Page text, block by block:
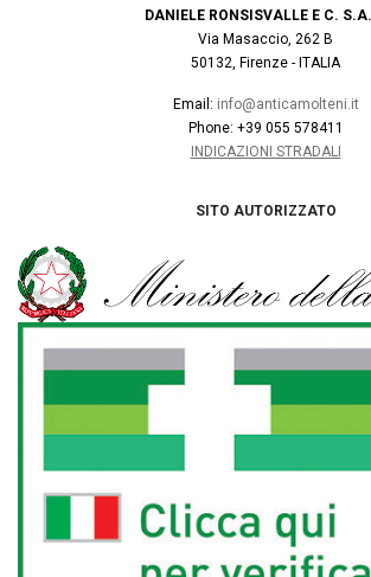
DANIELE RONSISVALLE E C.
Via Masaccio, 262 B
50132, Firenze - ITALIA
Email: info@anticamolteni.it
Phone: +39 055 578411
INDICAZIONI STRADALI
SITO AUTORIZZATO